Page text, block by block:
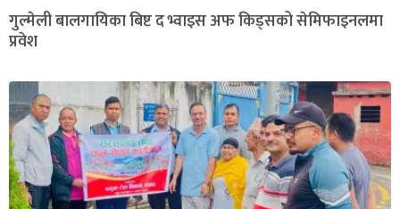
गुल्मेली बालगायिका बिष्ट द भ्वाइस अफ किड्सको सेमिफाइनलमा
प्रवेश